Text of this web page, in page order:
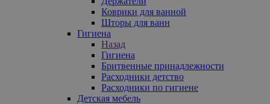
Коврики для ванной
Шторы для ванн
Гигиена
Назад
Гигиена
Бритвенные принадлежности
Расходники детство
Расходники по гигиене
Детская мебель